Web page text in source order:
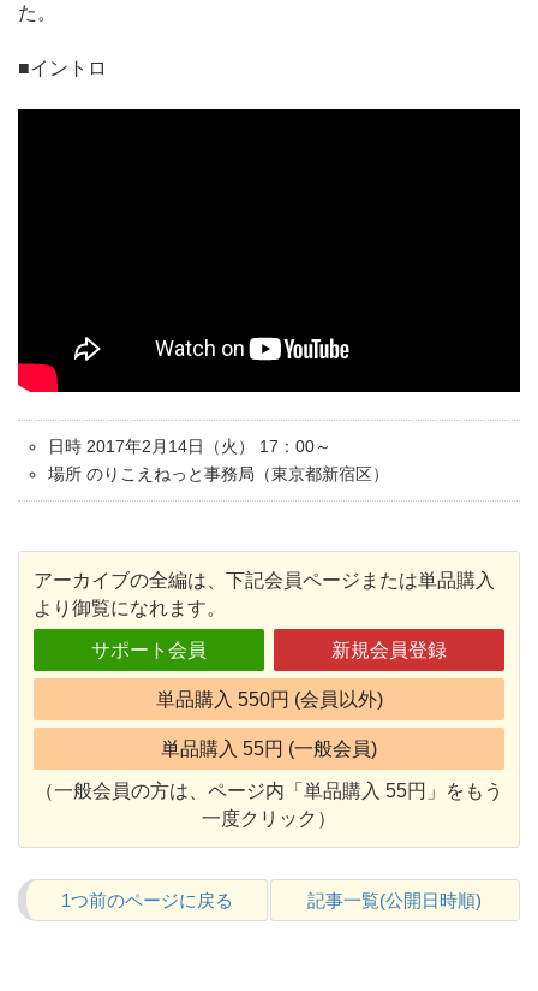
た。
■イントロ
日時 2017年2月14日（火） 17：00～
場所 のりこえねっと事務局（東京都新宿区）
アーカイブの全編は、下記会員ページまたは単品購入
より御覧になれます。
サポート会員 新規会員登録
単品購入 550円 (会員以外)
単品購入 55円 (一般会員)
（一般会員の方は、ページ内「単品購入 55円」をもう
一度クリック）
1つ前のページに戻る 記事一覧(公開日時順)